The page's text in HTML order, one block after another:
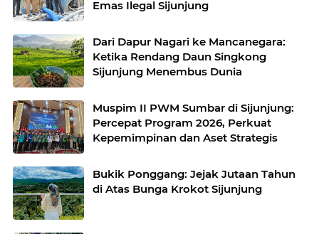
Emas Ilegal Sijunjung
Dari Dapur Nagari ke Mancanegara:
Ketika Rendang Daun Singkong
Sijunjung Menembus Dunia
Muspim II PWM Sumbar di Sijunjung:
Percepat Program 2026, Perkuat
Kepemimpinan dan Aset Strategis
Bukik Ponggang: Jejak Jutaan Tahun
di Atas Bunga Krokot Sijunjung